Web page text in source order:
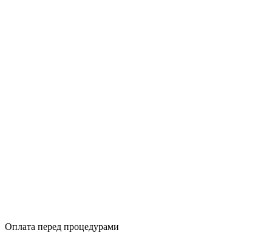
Оплата перед процедурами